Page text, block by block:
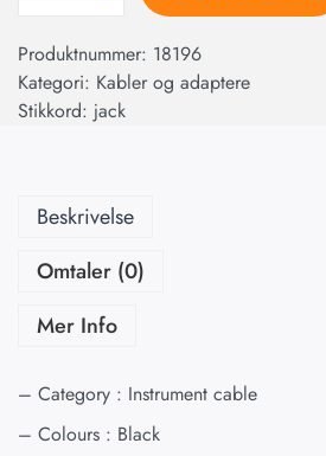
Produktnummer: 18196
Kategori: Kabler og adaptere
Stikkord: jack
Beskrivelse
Omtaler (0)
Mer Info
– Category : Instrument cable
– Colours : Black